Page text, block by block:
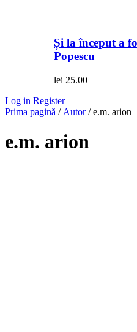
Și la început a
Popescu
lei 25.00
Log in Register
Prima pagină / Autor/ e.m. arion
e.m. arion